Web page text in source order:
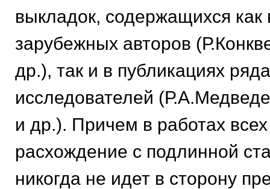
выкладок, содержащихся как
зарубежных авторов
др.), так и в публикациях
исследователей
и др.). Причем в работах всех
расхождение с подлинной
никогда не идет в сторону